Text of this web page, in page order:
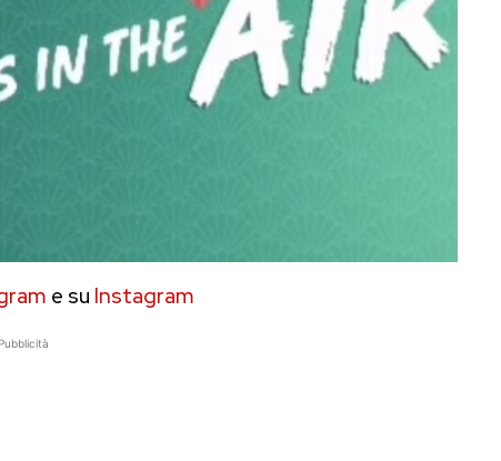
e su Instagram
Pubblicità